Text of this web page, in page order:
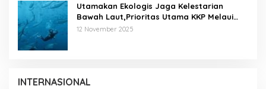
Utamakan Ekologis Jaga Kelestarian
Bawah Laut,Prioritas Utama KKP Melaui
Pariwisata Laut Diving Jadi Ekonomi Biru
12 November 2025
INTERNASIONAL